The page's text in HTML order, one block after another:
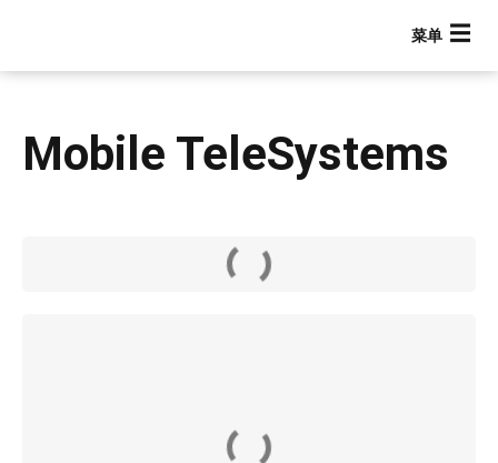
Mobile TeleSystems